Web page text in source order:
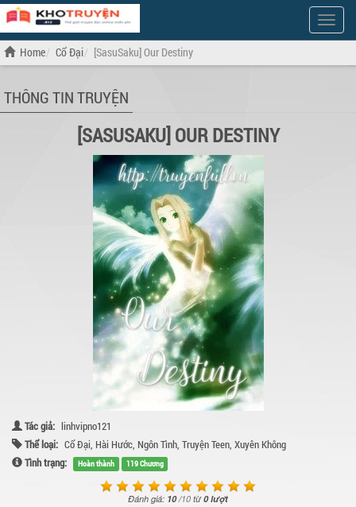
Show
Menu
Home Cổ Đại [SasuSaku] Our Destiny
THÔNG TIN TRUYỆN
[SASUSAKU] OUR DESTINY
Tác giả: linhvipno121
Thể loại: Cổ Đại, Hài Hước, Ngôn Tình, Truyện Teen, Xuyên Không
Tình trạng:
Hoàn thành 119 Chương
Đánh giá: 10/10 từ0 lượt